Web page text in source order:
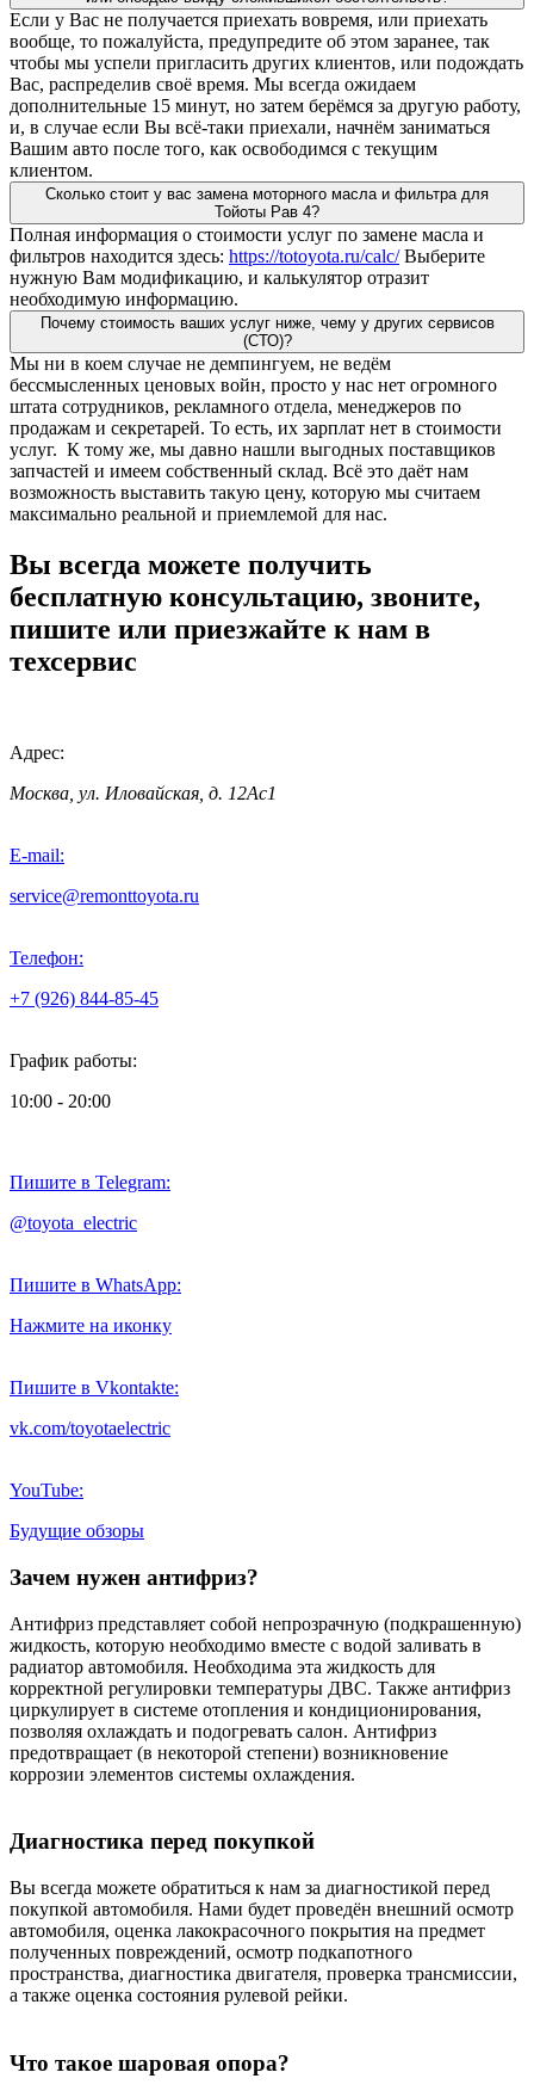
Если у Вас не получается приехать вовремя, или приехать
вообще, то пожалуйста, предупредите об этом заранее, так
чтобы мы успели пригласить других клиентов, или подождать
Вас, распределив своё время. Мы всегда ожидаем
дополнительные 15 минут, но затем берёмся за другую работу,
и, в случае если Вы всё-таки приехали, начнём заниматься
Вашим авто после того, как освободимся с текущим
клиентом.
Сколько стоит у вас замена моторного масла и фильтра для
Тойоты Рав 4?
Полная информация о стоимости услуг по замене масла и
фильтров находится здесь: https://totoyota.ru/calc/Выберите
нужную Вам модификацию, и калькулятор отразит
необходимую информацию.
Почему стоимость ваших услуг ниже, чему у других сервисов
(СТО)?
Мы ни в коем случае не демпингуем, не ведём
бессмысленных ценовых войн, просто у нас нет огромного
штата сотрудников, рекламного отдела, менеджеров по
продажам и секретарей. То есть, их зарплат нет в стоимости
услуг. К тому же, мы давно нашли выгодных поставщиков
запчастей и имеем собственный склад. Всё это даёт нам
возможность выставить такую цену, которую мы считаем
максимально реальной и приемлемой для нас.
Вы всегда можете получить
бесплатную консультацию, звоните,
пишите или приезжайте к нам в
техсервис
Адрес:
Москва, ул. Иловайская, д. 12Ас1
E-mail:
service@remonttoyota.ru
Телефон:
+7 (926) 844-85-45
График работы:
10:00 - 20:00
Пишите в Telegram:
@toyota_electric
Пишите в WhatsApp:
Нажмите на иконку
Пишите в Vkontakte:
vk.com/toyotaelectric
YouTube:
Будущие обзоры
Зачем нужен антифриз?
Антифриз представляет собой непрозрачную (подкрашенную)
жидкость, которую необходимо вместе с водой заливать в
радиатор автомобиля. Необходима эта жидкость для
корректной регулировки температуры ДВС. Также антифриз
циркулирует в системе отопления и кондиционирования,
позволяя охлаждать и подогревать салон. Антифриз
предотвращает (в некоторой степени) возникновение
коррозии элементов системы охлаждения.
Диагностика перед покупкой
Вы всегда можете обратиться к нам за диагностикой перед
покупкой автомобиля. Нами будет проведён внешний осмотр
автомобиля, оценка лакокрасочного покрытия на предмет
полученных повреждений, осмотр подкапотного
пространства, диагностика двигателя, проверка трансмиссии,
а также оценка состояния рулевой рейки.
Что такое шаровая опора?